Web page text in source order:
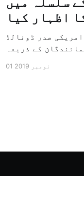
اظہار کیا
صدر ڈونالڈ
کے ذریعہ
میں اپنی مذمت کا
01 نومبر 2019